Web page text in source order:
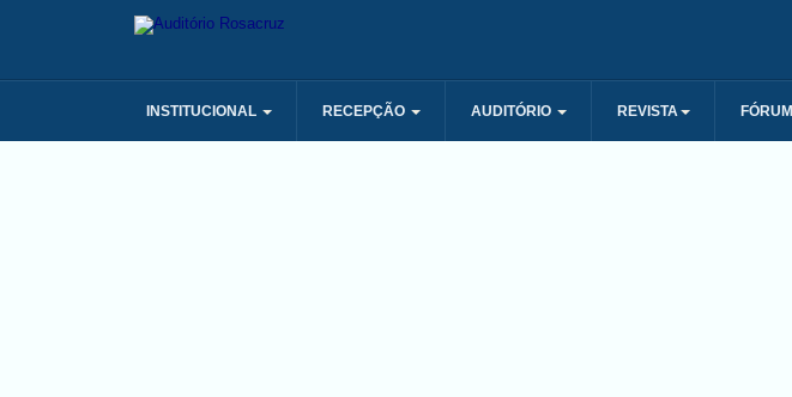
INSTITUCIONAL RECEPÇÃO AUDITÓRIO REVISTA FÓRUM